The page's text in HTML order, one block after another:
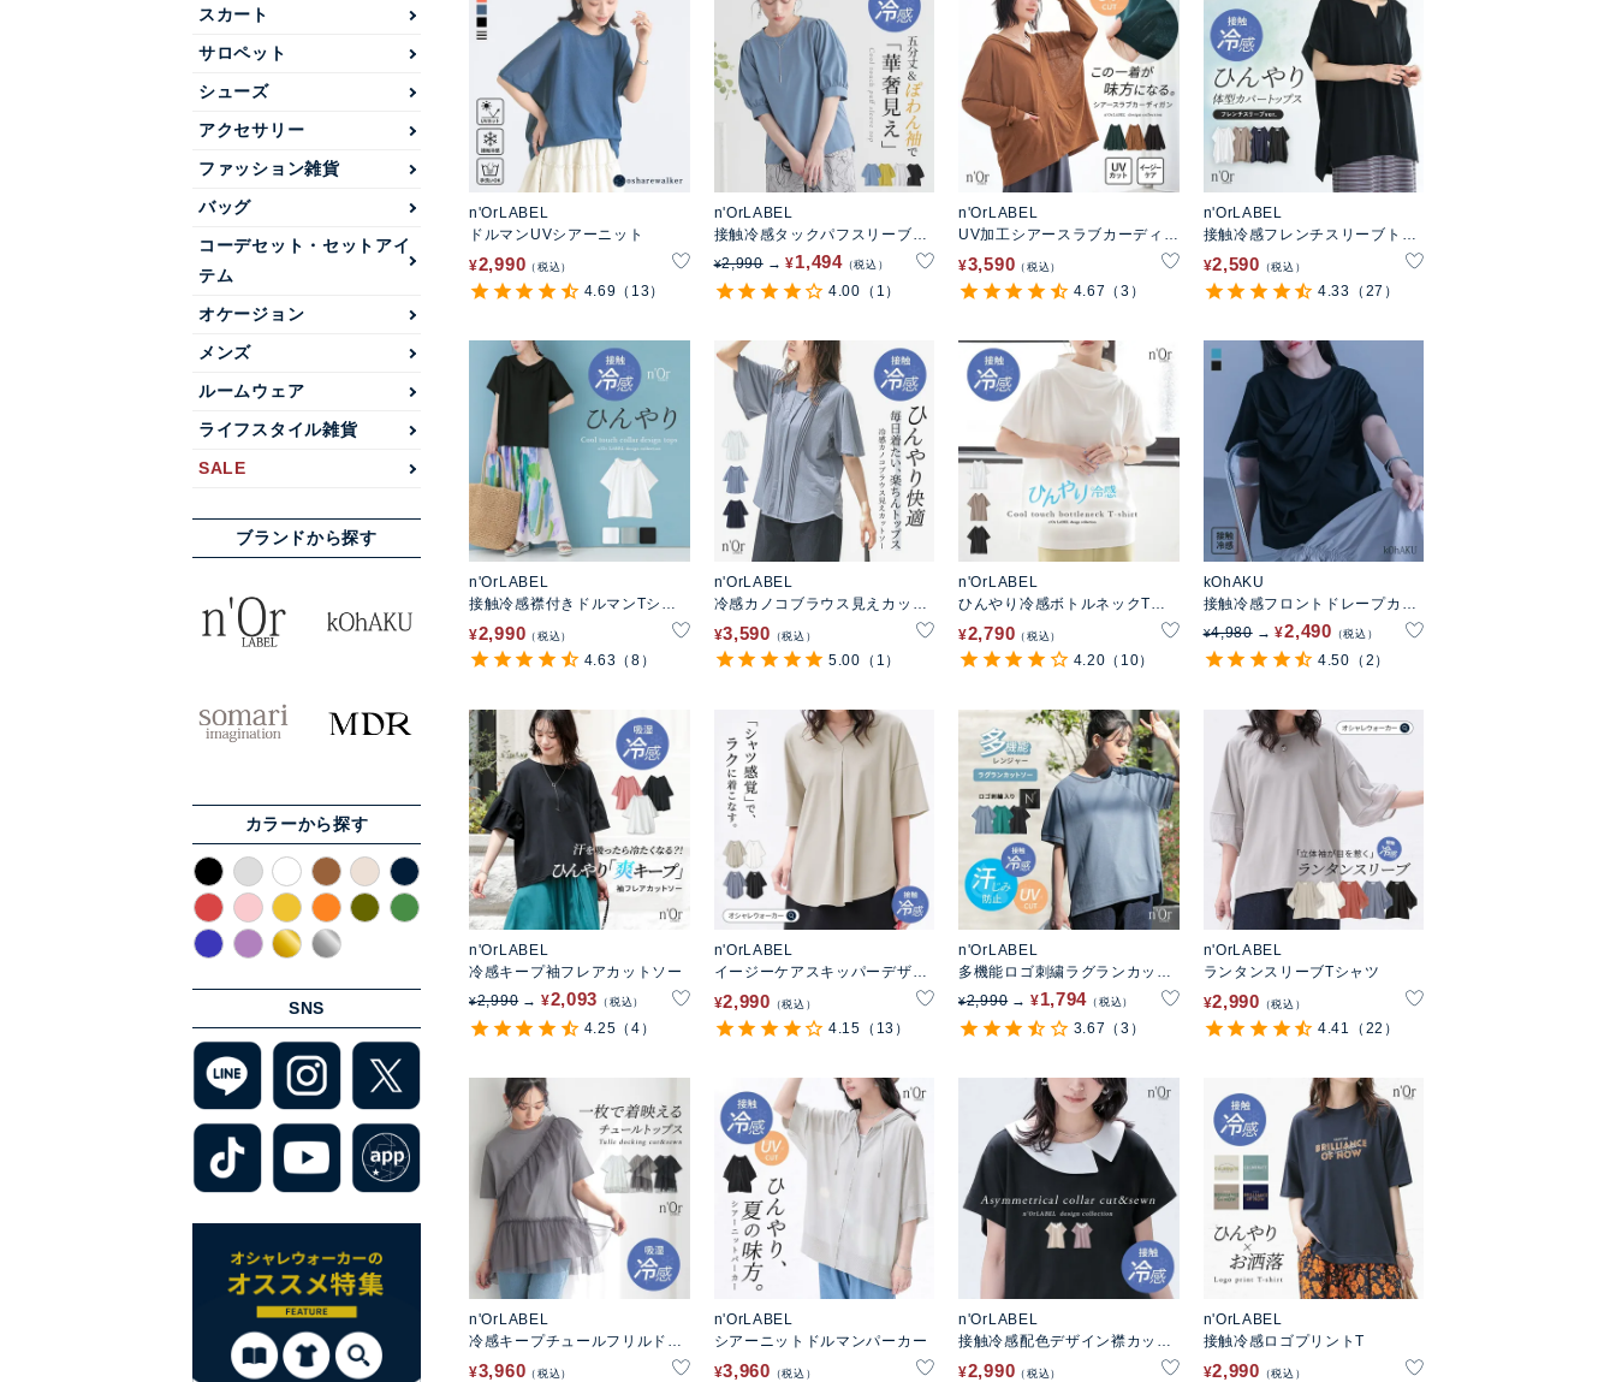
スカート
サロペット
シューズ
アクセサリー
ファッション雑貨
バッグ
コーデセット・セットアイ
テム
オケージョン
メンズ
ルームウェア
ライフスタイル雑貨
SALE
ブランドから探す
カラーから探す
SNS
n'OrLABEL
ドルマンUVシアーニット
¥2,990 税込
4.69 （13）
n'OrLABEL
接触冷感タックパフスリーブカ
ットソー
¥2,990 ¥1,494 税込
4.00 （1）
n'OrLABEL
UV加工シアースラブカーディガ
ン
¥3,590 税込
4.67 （3）
n'OrLABEL
接触冷感フレンチスリーブトッ
プス
¥2,590 税込
4.33 （27）
n'OrLABEL
接触冷感襟付きドルマンTシャ
ツ
¥2,990 税込
4.63 （8）
n'OrLABEL
冷感カノコブラウス見えカット
ソー
¥3,590 税込
5.00 （1）
n'OrLABEL
ひんやり冷感ボトルネックTシ
ャツ
¥2,790 税込
4.20 （10）
kOhAKU
接触冷感フロントドレープカッ
トソー
¥4,980 ¥2,490 税込
4.50 （2）
n'OrLABEL
冷感キープ袖フレアカットソー
¥2,990 ¥2,093 税込
4.25 （4）
n'OrLABEL
イージーケアスキッパーデザイ
ンカットソー
¥2,990 税込
4.15 （13）
n'OrLABEL
多機能ロゴ刺繍ラグランカット
ソー
¥2,990 ¥1,794 税込
3.67 （3）
n'OrLABEL
ランタンスリーブTシャツ
¥2,990 税込
4.41 （22）
n'OrLABEL
冷感キープチュールフリルドッ
キングカットソー
¥3,960 税込
n'OrLABEL
シアーニットドルマンパーカー
¥3,960 税込
n'OrLABEL
接触冷感配色デザイン襟カット
ソー
¥2,990 税込
n'OrLABEL
接触冷感ロゴプリントT
¥2,990 税込